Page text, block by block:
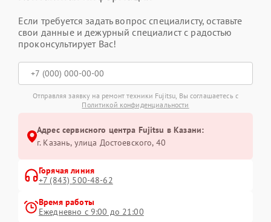
Если требуется задать вопрос специалисту, оставьте
свои данные и дежурный специалист с радостью
проконсультирует Вас!
Отправляя заявку на ремонт техники Fujitsu, Вы соглашаетесь с
Политикой конфиденциальности
Адрес сервисного центра Fujitsu в Казани:
г. Казань, улица Достоевского, 40
Горячая линия
+7 (843) 500-48-62
Время работы
Ежедневно с 9:00 до 21:00